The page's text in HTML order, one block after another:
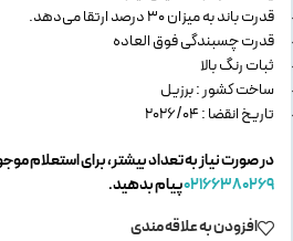
قدرت باند به میزان 30 درصد ارتقا می‌دهد.
قدرت چسبندگی فوق العاده
ثبات رنگ بالا
ساخت کشور : برزیل
تاریخ انقضا : 2026/04
در صورت نیاز به تعداد بیشتر، برای استعلام
02166380269پیام بدهید.
افزودن به علاقه مندی